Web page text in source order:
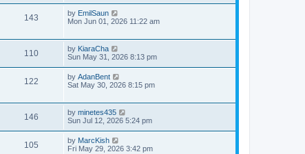
143 by EmilSaun
Mon Jun 01, 2026 11:22 am
110 by KiaraCha
Sun May 31, 2026 8:13 pm
122 by AdanBent
Sat May 30, 2026 8:15 pm
146 by minetes435
Sun Jul 12, 2026 5:24 pm
105 by MarcKish
Fri May 29, 2026 3:42 pm